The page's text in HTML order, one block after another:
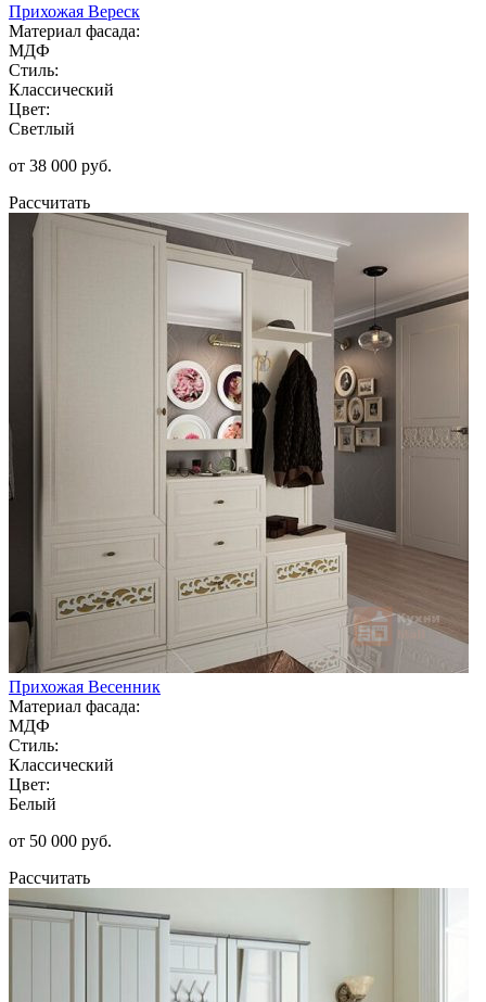
Прихожая Вереск
Материал фасада:
МДФ
Стиль:
Классический
Цвет:
Светлый
от 38 000 руб.
Рассчитать
Прихожая Весенник
Материал фасада:
МДФ
Стиль:
Классический
Цвет:
Белый
от 50 000 руб.
Рассчитать